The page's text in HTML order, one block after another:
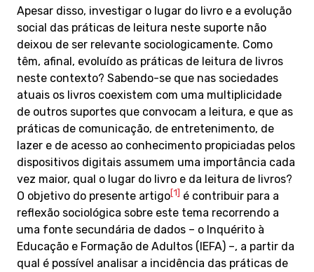
Apesar disso, investigar o lugar do livro e a evolução
social das práticas de leitura neste suporte não
deixou de ser relevante sociologicamente. Como
têm, afinal, evoluído as práticas de leitura de livros
neste contexto? Sabendo-se que nas sociedades
atuais os livros coexistem com uma multiplicidade
de outros suportes que convocam a leitura, e que as
práticas de comunicação, de entretenimento, de
lazer e de acesso ao conhecimento propiciadas pelos
dispositivos digitais assumem uma importância cada
vez maior, qual o lugar do livro e da leitura de livros?
O objetivo do presente artigo[1] é contribuir para a
reflexão sociológica sobre este tema recorrendo a
uma fonte secundária de dados – o Inquérito à
Educação e Formação de Adultos (IEFA) –, a partir da
qual é possível analisar a incidência das práticas de